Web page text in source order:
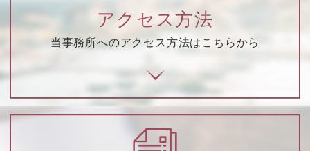
アクセス方法
当事務所へのアクセス方法はこちらから